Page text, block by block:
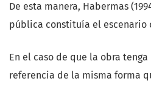
De esta manera, Habermas
pública constituía el
En el caso de que la obra
referencia de la misma forma